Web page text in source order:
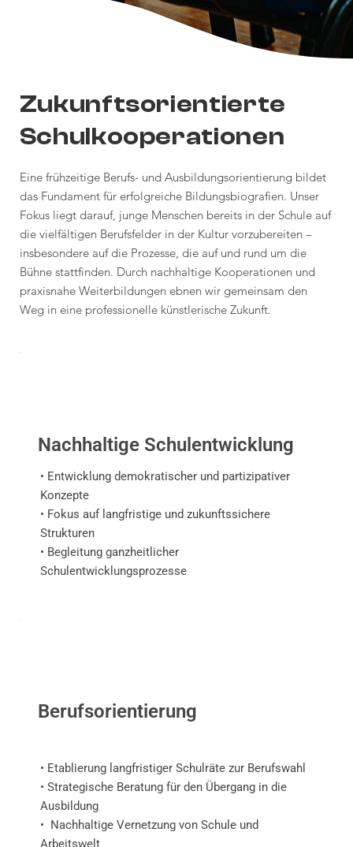
Zukunftsorientierte
Schulkooperationen
Eine frühzeitige Berufs- und Ausbildungsorientierung bildet
das Fundament für erfolgreiche Bildungsbiografien. Unser
Fokus liegt darauf, junge Menschen bereits in der Schule auf
die vielfältigen Berufsfelder in der Kultur vorzubereiten –
insbesondere auf die Prozesse, die auf und rund um die
Bühne stattfinden. Durch nachhaltige Kooperationen und
praxisnahe Weiterbildungen ebnen wir gemeinsam den
Weg in eine professionelle künstlerische Zukunft.
Nachhaltige Schulentwicklung
• Entwicklung demokratischer und partizipativer
Konzepte
• Fokus auf langfristige und zukunftssichere
Strukturen
• Begleitung ganzheitlicher
Schulentwicklungsprozesse
Berufsorientierung
• Etablierung langfristiger Schulräte zur Berufswahl
• Strategische Beratung für den Übergang in die
Ausbildung
• Nachhaltige Vernetzung von Schule und
Arbeitswelt